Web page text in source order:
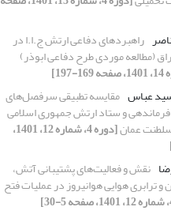
راهبردهای دفاعی ارتش ج.ا.ا در
(مطالعه موردی طرح دفاعی ابوذر)
عباس مقایسه تطبیقی سرفصل‌های
و ستاد ارتش جمهوری اسلامی
عمان [دوره 4، شماره 12، 1401،
نقش و فعالیت‌های پشتیبانی آتش،
ترابری هوایی هوانیروز در عملیات فتح